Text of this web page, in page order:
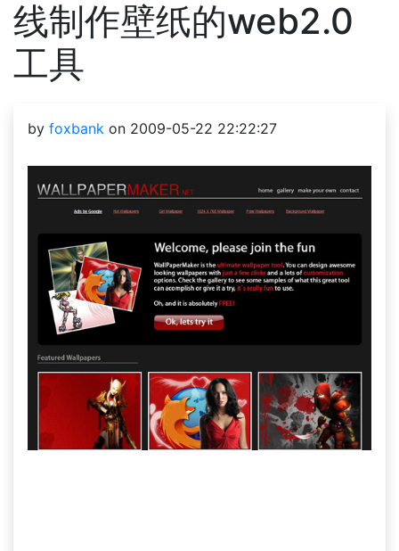
线制作壁纸的web2.0
工具
by foxbank on 2009-05-22 22:22:27